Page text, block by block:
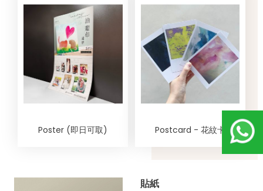
Poster (即日可取) Postcard - 花紋卡
貼紙